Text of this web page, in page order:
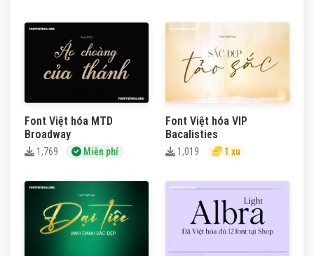
Font Việt hóa MTD
Broadway
1,769 Miễn phí
Font Việt hóa VIP
Bacalisties
1,019 1 xu